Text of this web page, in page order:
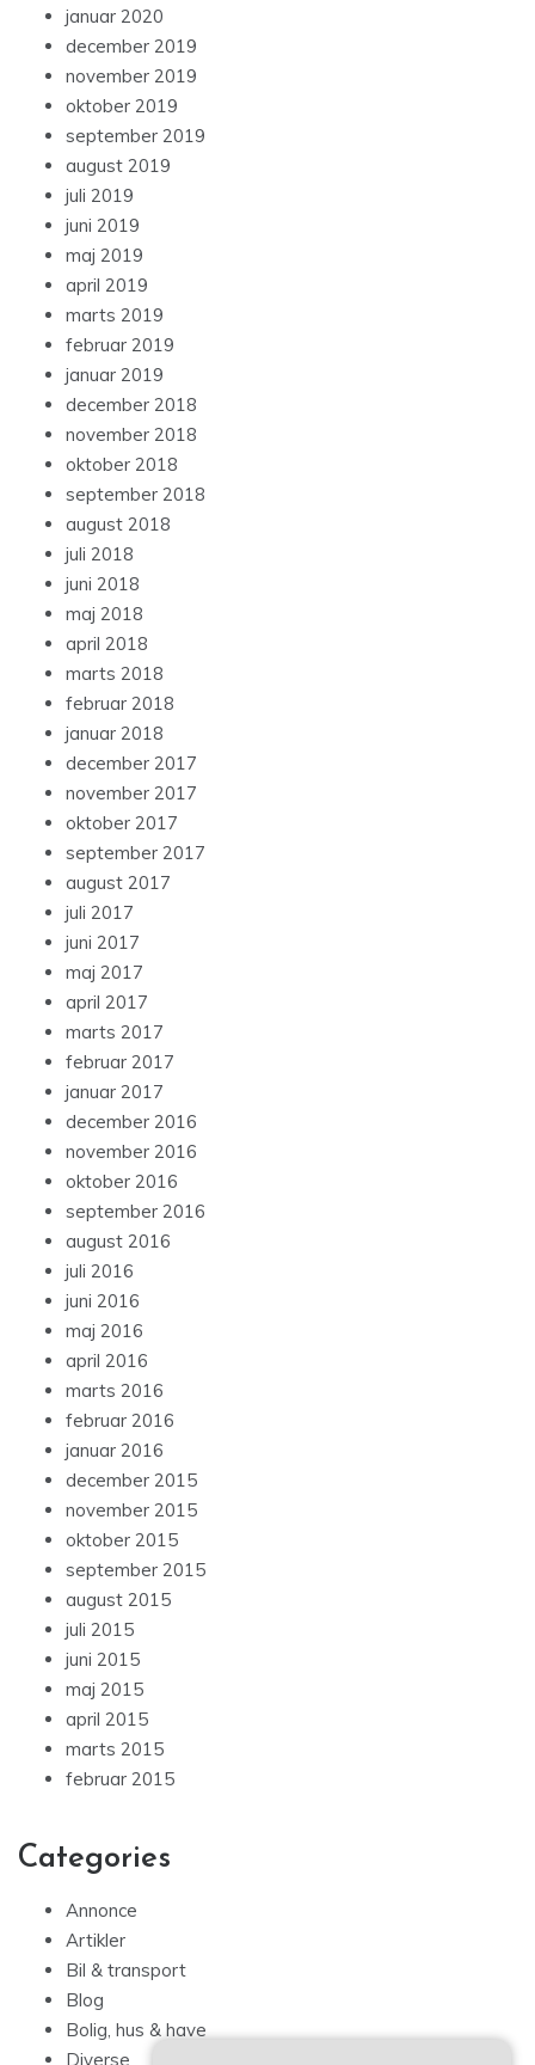
januar 2020
december 2019
november 2019
oktober 2019
september 2019
august 2019
juli 2019
juni 2019
maj 2019
april 2019
marts 2019
februar 2019
januar 2019
december 2018
november 2018
oktober 2018
september 2018
august 2018
juli 2018
juni 2018
maj 2018
april 2018
marts 2018
februar 2018
januar 2018
december 2017
november 2017
oktober 2017
september 2017
august 2017
juli 2017
juni 2017
maj 2017
april 2017
marts 2017
februar 2017
januar 2017
december 2016
november 2016
oktober 2016
september 2016
august 2016
juli 2016
juni 2016
maj 2016
april 2016
marts 2016
februar 2016
januar 2016
december 2015
november 2015
oktober 2015
september 2015
august 2015
juli 2015
juni 2015
maj 2015
april 2015
marts 2015
februar 2015
Categories
Annonce
Artikler
Bil & transport
Blog
Bolig, hus & have
Diverse